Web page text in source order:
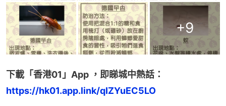
+9
下載「香港01」App ，即睇城中熱話：
https://hk01.app.link/qIZYuEC5LO